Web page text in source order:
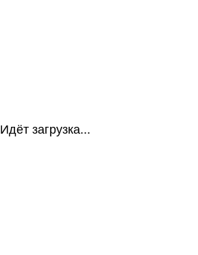
Идёт загрузка...